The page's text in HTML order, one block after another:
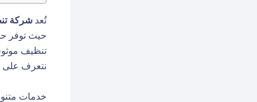
تُعد شركة
حيث توفر
تنظيف
نتعرف على
خدمات